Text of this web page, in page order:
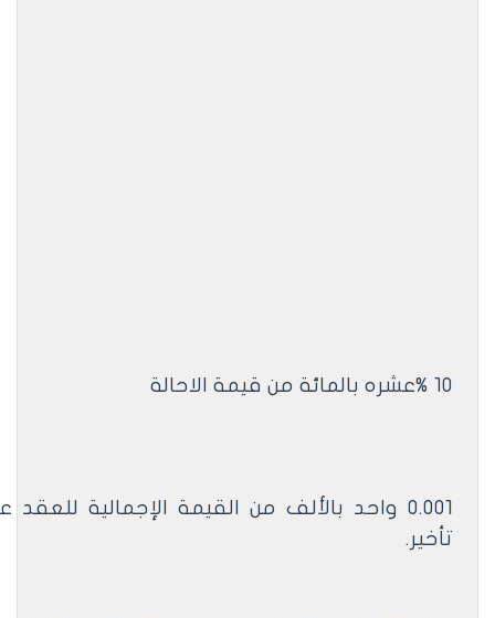
10
%عشره بالمائة من قيمة الاحالة
0.001 واحد بالألف من القيمة الإجمالية
تأخير .